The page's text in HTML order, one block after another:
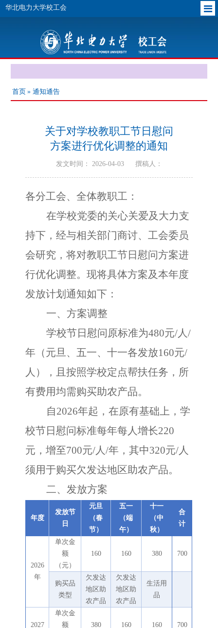
华北电力大学校工会
首页 » 通知通告
关于对学校教职工节日慰问
方案进行优化调整的通知
发文时间： 2026-04-03 撰稿人：
各分工会、全体教职工：
在学校党委的关心关爱及大力支
持下，经与相关部门商讨、工会委员
会研究，将对教职工节日慰问方案进
行优化调整。现将具体方案及本年度
发放计划通知如下：
一、方案调整
学校节日慰问原标准为480元/人/
年（元旦、五一、十一各发放160元/
人），且按照学校定点帮扶任务，所
有费用均需购买助农产品。
自2026年起，在原有基础上，学
校节日慰问标准每年每人增长220
元，增至700元/人/年，其中320元/人
须用于购买欠发达地区助农产品。
二、发放方案
年度
发放节
日
元旦
（春
节）
五一
（端
午）
十一
（中
秋）
合
计
2026
年
单次金
额
（元）
160 160 380 700
购买品
类型
欠发达
地区助
农产品
欠发达
地区助
农产品
生活用
品
2027
单次金
额
380 160 160 700